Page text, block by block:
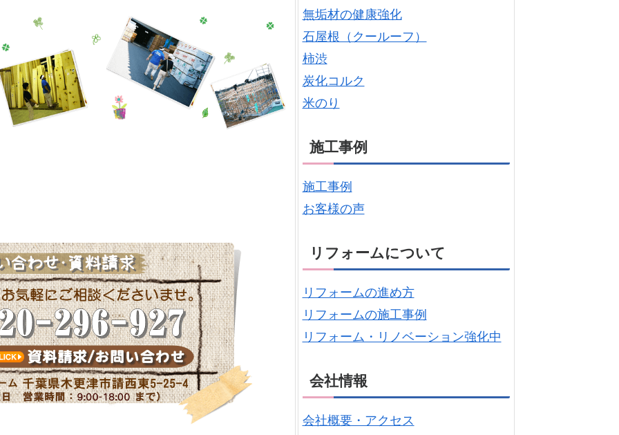
無垢材の健康強化
石屋根（クールーフ）
柿渋
炭化コルク
米のり
施工事例
施工事例
お客様の声
リフォームについて
リフォームの進め方
リフォームの施工事例
リフォーム・リノベーション強化中
会社情報
会社概要・アクセス